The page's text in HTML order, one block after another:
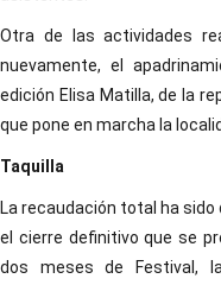
Otra de las actividades
nuevamente, el
edición Elisa Matilla, de la
que pone en marcha la
Taquilla
La recaudación total ha sido
el cierre definitivo que se
dos meses de Festival,